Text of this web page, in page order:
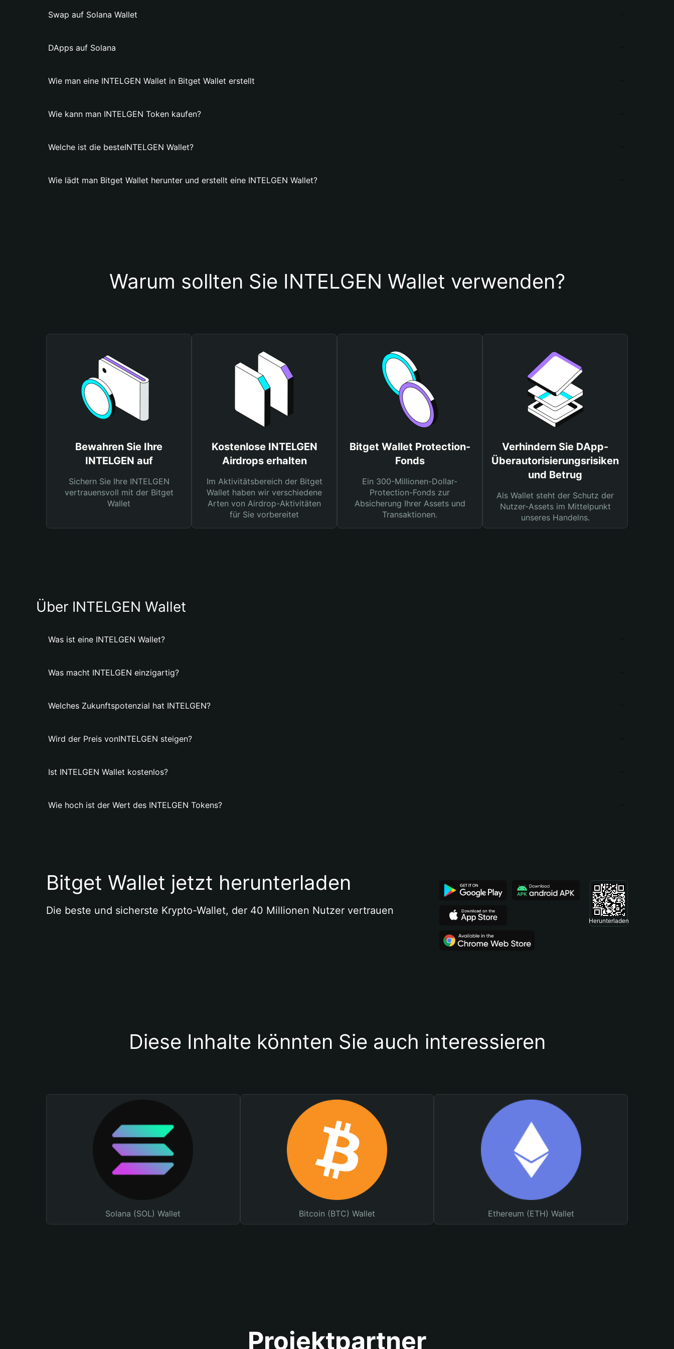
Swap auf Solana Wallet
DApps auf Solana
Wie man eine INTELGEN Wallet in Bitget Wallet erstellt
Wie kann man INTELGEN Token kaufen?
Welche ist die besteINTELGEN Wallet?
Wie lädt man Bitget Wallet herunter und erstellt eine INTELGEN Wallet?
Warum sollten Sie INTELGEN Wallet verwenden?
Bewahren Sie Ihre
INTELGEN auf
Sichern Sie Ihre INTELGEN
vertrauensvoll mit der Bitget
Wallet
Kostenlose INTELGEN
Airdrops erhalten
Im Aktivitätsbereich der Bitget
Wallet haben wir verschiedene
Arten von Airdrop-Aktivitäten
für Sie vorbereitet
Bitget Wallet Protection-
Fonds
Ein 300-Millionen-Dollar-
Protection-Fonds zur
Absicherung Ihrer Assets und
Transaktionen.
Verhindern Sie DApp-
Überautorisierungsrisiken
und Betrug
Als Wallet steht der Schutz der
Nutzer-Assets im Mittelpunkt
unseres Handelns.
Über INTELGEN Wallet
Was ist eine INTELGEN Wallet?
Was macht INTELGEN einzigartig?
Welches Zukunftspotenzial hat INTELGEN?
Wird der Preis vonINTELGEN steigen?
Ist INTELGEN Wallet kostenlos?
Wie hoch ist der Wert des INTELGEN Tokens?
Bitget Wallet jetzt herunterladen
Die beste und sicherste Krypto-Wallet, der 40 Millionen Nutzer vertrauen
Herunterladen
Diese Inhalte könnten Sie auch interessieren
Solana (SOL) Wallet Bitcoin (BTC) Wallet Ethereum (ETH) Wallet
Projektpartner